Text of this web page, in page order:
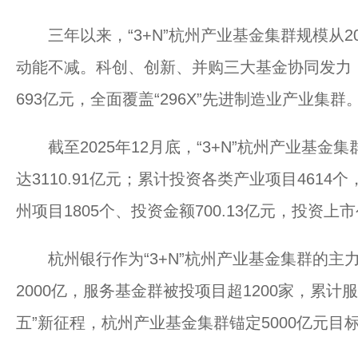
三年以来，“3+N”杭州产业基金集群规模从
动能不减。科创、创新、并购三大基金协同发
693亿元，全面覆盖“296X”先进制造业产业集群
截至2025年12月底，“3+N”杭州产业基金集
达3110.91亿元；累计投资各类产业项目4614个
州项目1805个、投资金额700.13亿元，投资上
杭州银行作为“3+N”杭州产业基金集群的主
2000亿，服务基金群被投项目超1200家，累计
五”新征程，杭州产业基金集群锚定5000亿元目